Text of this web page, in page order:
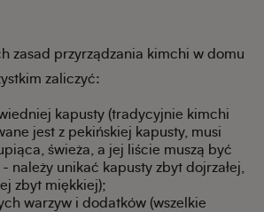
zasad przyrządzania kimchi w domu
zaliczyć:
kapusty (tradycyjnie kimchi
jest z pekińskiej kapusty, musi
świeża, a jej liście muszą być
należy unikać kapusty zbyt dojrzałej,
zbyt miękkiej);
warzyw i dodatków (wszelkie